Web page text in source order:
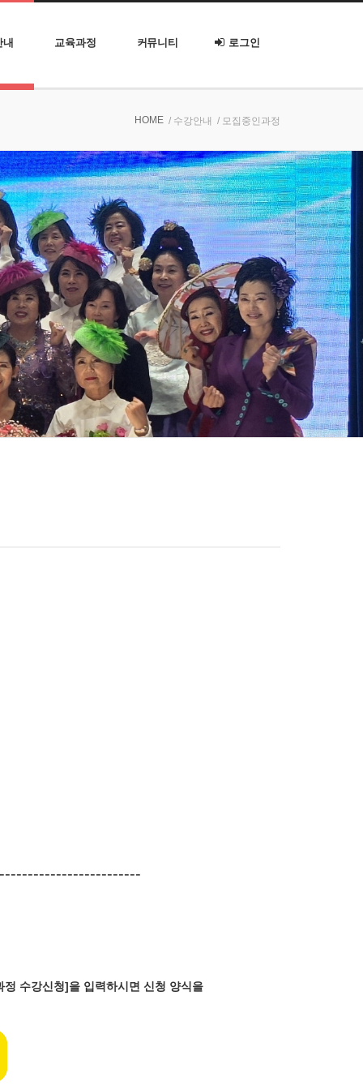
내 교육과정 커뮤니티 로그인
HOME / 수강안내 / 모집중인과정
수강신청]을 입력하시면 신청 양식을